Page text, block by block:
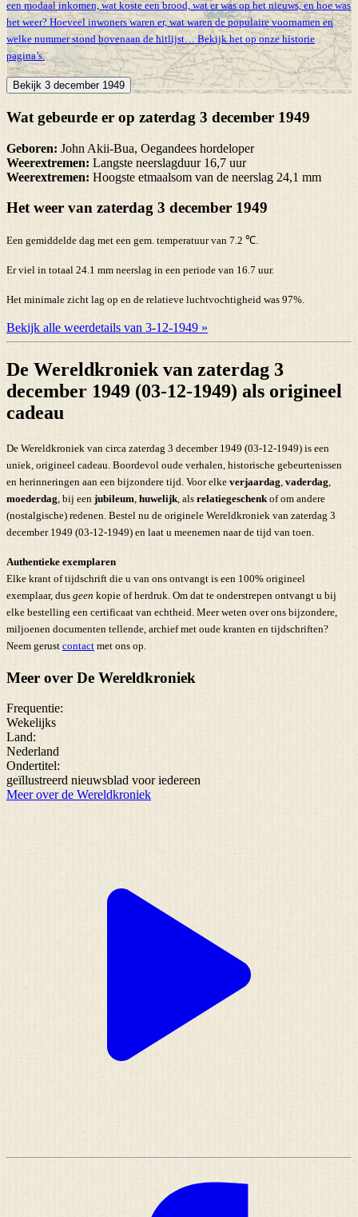
een modaal inkomen, wat koste een brood, wat er was op het nieuws, en hoe was
het weer? Hoeveel inwoners waren er, wat waren de populaire voornamen en
welke nummer stond bovenaan de hitlijst… Bekijk het op onze historie
pagina’s.
Bekijk 3 december 1949
Wat gebeurde er op zaterdag 3 december 1949
Geboren: John Akii-Bua, Oegandees hordeloper
Weerextremen: Langste neerslagduur 16,7 uur
Weerextremen: Hoogste etmaalsom van de neerslag 24,1 mm
Het weer van zaterdag 3 december 1949
Een gemiddelde dag met een gem. temperatuur van 7.2 ℃.
Er viel in totaal 24.1 mm neerslag in een periode van 16.7 uur.
Het minimale zicht lag op en de relatieve luchtvochtigheid was 97%.
Bekijk alle weerdetails van 3-12-1949 »
De Wereldkroniek van zaterdag 3
december 1949 (03-12-1949) als origineel
cadeau
De Wereldkroniek van circa zaterdag 3 december 1949 (03-12-1949) is een
uniek, origineel cadeau. Boordevol oude verhalen, historische gebeurtenissen
en herinneringen aan een bijzondere tijd. Voor elke verjaardag vaderdag
moederdag , bij een jubileum huwelijk , als relatiegeschenk of om andere
(nostalgische) redenen. Bestel nu de originele Wereldkroniek van zaterdag 3
december 1949 (03-12-1949) en laat u meenemen naar de tijd van toen.
Authentieke exemplaren
Elke krant of tijdschrift die u van ons ontvangt is een 100% origineel
exemplaar, dus geen kopie of herdruk. Om dat te onderstrepen ontvangt u bij
elke bestelling een certificaat van echtheid. Meer weten over ons bijzondere,
miljoenen documenten tellende, archief met oude kranten en tijdschriften?
Neem gerust contact met ons op.
Meer over De Wereldkroniek
Frequentie:
Wekelijks
Land:
Nederland
Ondertitel:
geïllustreerd nieuwsblad voor iedereen
Meer over de Wereldkroniek